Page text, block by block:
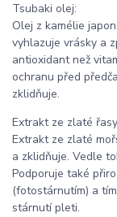
Tsubaki olej:
Olej z kamélie
vyhlazuje vrásky a
antioxidant než
ochranu před
zklidňuje.
Extrakt ze zlaté
Extrakt ze zlaté
a zklidňuje. Vedle
Podporuje také
(fotostárnutím) a
stárnutí pleti.